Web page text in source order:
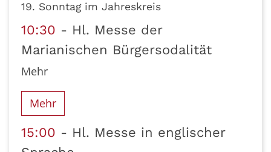
19. Sonntag im Jahreskreis
10:30
Hl. Messe der
Marianischen Bürgersodalität
Mehr
Mehr
15:00
Hl. Messe in englischer